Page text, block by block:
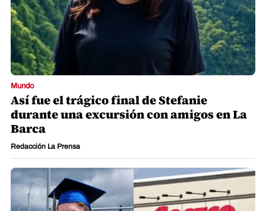
Mundo
Así fue el trágico final de Stefanie
durante una excursión con amigos en La
Barca
Redacción La Prensa